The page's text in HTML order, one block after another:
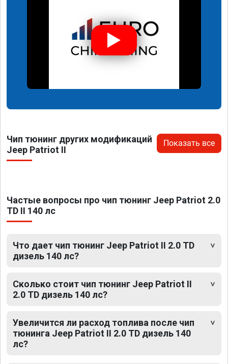
Чип тюнинг других модификаций
Jeep Patriot II
Показать все
Частые вопросы про чип тюнинг Jeep Patriot 2.0
TD II 140 лс
Что дает чип тюнинг Jeep Patriot II 2.0 TD
дизель 140 лс?
Сколько стоит чип тюнинг Jeep Patriot II
2.0 TD дизель 140 лс?
Увеличится ли расход топлива после чип
тюнинга Jeep Patriot II 2.0 TD дизель 140
лс?